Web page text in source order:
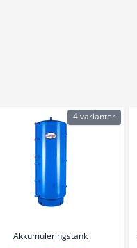
Akkumuleringstank
4 varianter